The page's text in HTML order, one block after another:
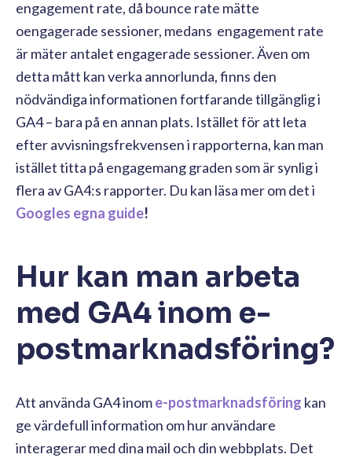
engagement rate, då bounce rate mätte
oengagerade sessioner, medans engagement rate
är mäter antalet engagerade sessioner. Även om
detta mått kan verka annorlunda, finns den
nödvändiga informationen fortfarande tillgänglig i
GA4 – bara på en annan plats. Istället för att leta
efter avvisningsfrekvensen i rapporterna, kan man
istället titta på engagemang graden som är synlig i
flera av GA4:s rapporter. Du kan läsa mer om det i
Googles egna guide!
Hur kan man arbeta
med GA4 inom e-
postmarknadsföring?
Att använda GA4 inome-postmarknadsföring kan
ge värdefull information om hur användare
interagerar med dina mail och din webbplats. Det